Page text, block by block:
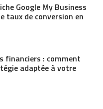
Google My Business
taux de conversion en
financiers : comment
adaptée à votre